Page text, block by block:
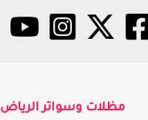
مظلات وسواتر الرياض